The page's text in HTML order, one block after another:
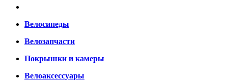
Велосипеды
Велозапчасти
Покрышки и камеры
Велоаксессуары